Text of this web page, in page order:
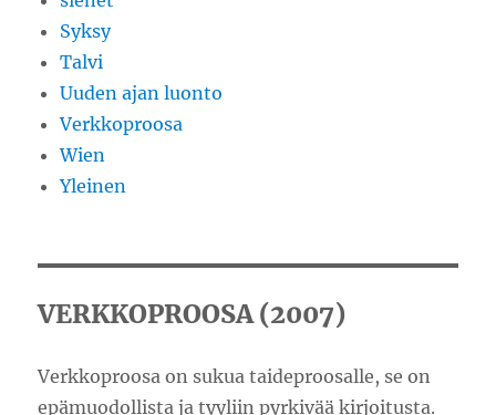
Syksy
Talvi
Uuden ajan luonto
Verkkoproosa
Wien
Yleinen
VERKKOPROOSA (2007)
Verkkoproosa on sukua taideproosalle, se on
epämuodollista ja tyyliin pyrkivää kirjoitusta.